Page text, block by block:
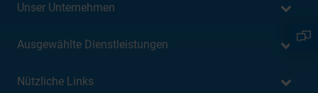
Unser Unternehmen
Ausgewählte Dienstleistungen
Nützliche Links